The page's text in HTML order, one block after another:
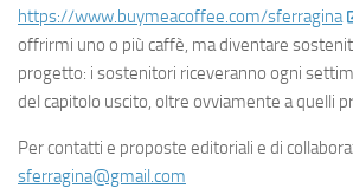
https://www.buymeacoffee.com/sferragina
offrirmi uno o più caffè, ma diventare
progetto: i sostenitori riceveranno ogni
del capitolo uscito, oltre ovviamente a quelli
Per contatti e proposte editoriali e di
sferragina@gmail.com